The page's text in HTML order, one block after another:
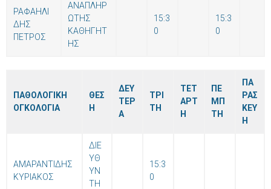
ΡΑΦΑΗΛΙ
ΔΗΣ
ΠΕΤΡΟΣ
ΑΝΑΠΛΗΡ
ΩΤΗΣ
ΚΑΘΗΓΗΤ
ΗΣ
15:3
0
15:3
0
ΠΑΘΟΛΟΓIKH
ΟΓΚΟΛΟΓΙΑ
ΘΕΣ
Η
ΔΕΥ
ΤΕΡ
Α
ΤΡΙ
ΤΗ
ΤΕΤ
ΑΡΤ
Η
ΠΕ
ΜΠ
ΤΗ
ΠΑ
ΡΑΣ
ΚΕΥ
Η
ΑΜΑΡΑΝΤΙΔΗΣ
ΚΥΡΙΑΚΟΣ
ΔΙΕ
ΥΘ
ΥΝ
ΤΗ
15:3
0